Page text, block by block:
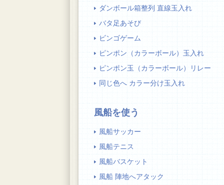
ダンボール箱整列 直線玉入れ
バタ足あそび
ビンゴゲーム
ピンポン（カラーボール）玉入れ
ピンポン玉（カラーボール）リレー
同じ色へ カラー分け玉入れ
風船を使う
風船サッカー
風船テニス
風船バスケット
風船 陣地へアタック